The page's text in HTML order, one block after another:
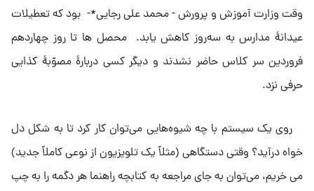
وقت وزارت آموزش و پرورش - محمد علی رجایی*- بود که تعطیلات
عیدانۀ‌ مدارس به سه‌روز کاهش یابد. محصل ها تا روز چهاردهم
فروردین سر کلاس حاضر نشدند و دیگر کسى دربارۀ مصوّبۀ کذایی
حرفى نزد.
روى یک سیستم با چه شیوه‌هایى مى‌توان کار کرد تا به شکل دل
خواه درآید؟ وقتى دستگاهى (مثلاً یک تلویزیون از نوعى کاملاً جدید)
مى خریم، مى‌توان به جاى مراجعه به کتابچه راهنما هر دگمه را به چپ